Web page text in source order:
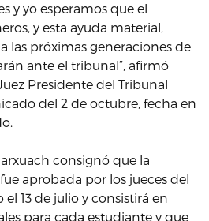
y yo esperamos que el
y esta ayuda material,
las próximas generaciones de
ante el tribunal”, afirmó
Presidente del Tribunal
del 2 de octubre, fecha en
consignó que la
aprobada por los jueces del
13 de julio y consistirá en
para cada estudiante y que